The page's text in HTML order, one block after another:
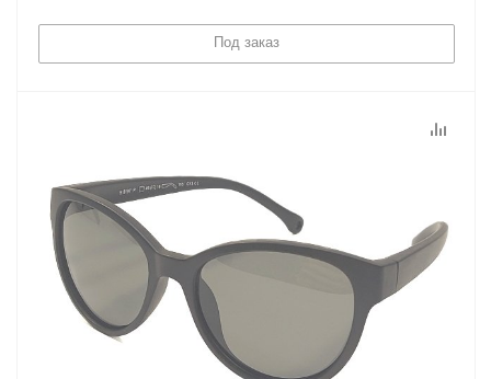
Под заказ